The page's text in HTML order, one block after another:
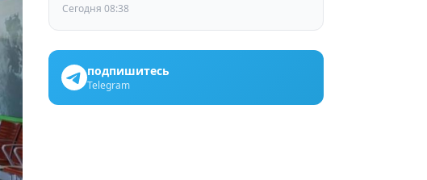
Сегодня 08:38
подпишитесь
Telegram